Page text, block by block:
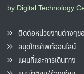
by Digital Technology
ติดต่อหน่วยงานต่างๆข
สมุดโทรศัพท์ออนไลน์
แผนที่และการเดินทาง